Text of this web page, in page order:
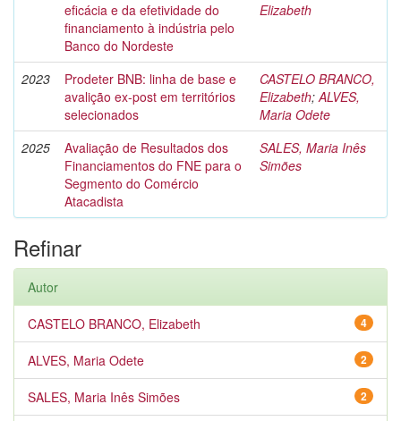
eficácia e da efetividade do
financiamento à indústria pelo
Banco do Nordeste
Elizabeth
2023
Prodeter BNB: linha de base e
avalição ex-post em territórios
selecionados
CASTELO BRANCO,
Elizabeth;ALVES,
Maria Odete
2025
Avaliação de Resultados dos
Financiamentos do FNE para o
Segmento do Comércio
Atacadista
SALES, Maria Inês
Simões
Refinar
Autor
4
CASTELO BRANCO, Elizabeth
2
ALVES, Maria Odete
2
SALES, Maria Inês Simões